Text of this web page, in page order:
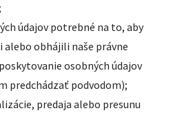
údajov potrebné na to, aby
obhájili naše právne
osobných údajov
predchádzať podvodom);
predaja alebo presunu